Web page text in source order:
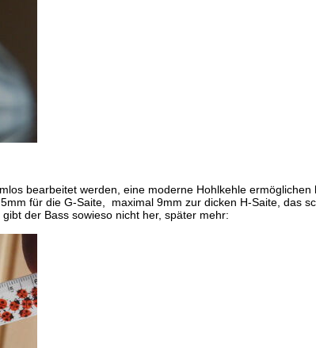
bearbeitet werden, eine moderne Hohlkehle ermöglichen
für die G-Saite, maximal 9mm zur dicken H-Saite, das
der Bass sowieso nicht her, später mehr: